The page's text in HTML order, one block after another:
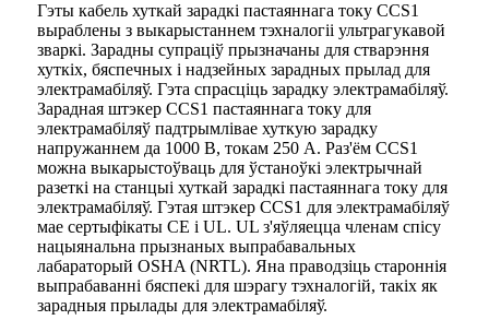
Гэты кабель хуткай зарадкі пастаяннага току CCS1
выраблены з выкарыстаннем тэхналогіі ультрагукавой
зваркі. Зарадны супраціў прызначаны для стварэння
хуткіх, бяспечных і надзейных зарадных прылад для
электрамабіляў. Гэта спрасціць зарадку электрамабіляў.
Зарадная штэкер CCS1 пастаяннага току для
электрамабіляў падтрымлівае хуткую зарадку
напружаннем да 1000 В, токам 250 А. Раз'ём CCS1
можна выкарыстоўваць для ўстаноўкі электрычнай
разеткі на станцыі хуткай зарадкі пастаяннага току для
электрамабіляў. Гэтая штэкер CCS1 для электрамабіляў
мае сертыфікаты CE і UL. UL з'яўляецца членам спісу
нацыянальна прызнаных выпрабавальных
лабараторый OSHA (NRTL). Яна праводзіць староннія
выпрабаванні бяспекі для шэрагу тэхналогій, такіх як
зарадныя прылады для электрамабіляў.